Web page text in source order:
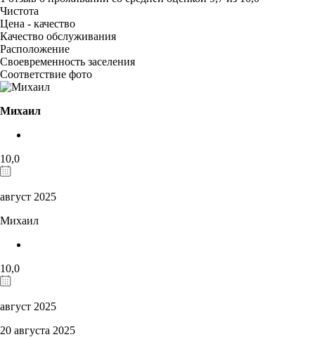
Чистота
Цена - качество
Качество обслуживания
Расположение
Своевременность заселения
Соответствие фото
Михаил
10,0
август 2025
Михаил
10,0
август 2025
20 августа 2025